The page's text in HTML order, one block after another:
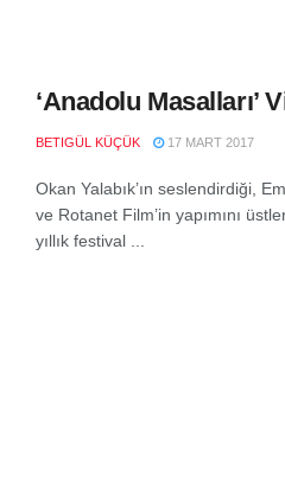
‘Anadolu Masalları’
BETIGÜL KÜÇÜK 17 MART 2017
Okan Yalabık’ın seslendirdiği,
ve Rotanet Film’in yapımını
yıllık festival ...